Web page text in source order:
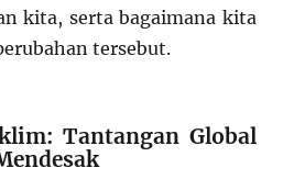
kita, serta bagaimana kita
tersebut.
Tantangan Global